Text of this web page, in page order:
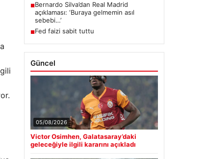
■Bernardo Silva’dan Real Madrid
açıklaması: ‘Buraya gelmemin asıl
sebebi…’
■Fed faizi sabit tuttu
Güncel
05/08/2026
Victor Osimhen, Galatasaray’daki
geleceğiyle ilgili kararını açıkladı